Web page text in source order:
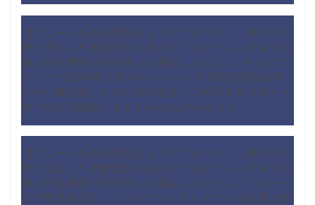
【グローバル資産運用ならマイプロパティ 毎月5万
円で安心した老後資金を積み立てるオフショア保険の
個人年金保険の取り扱いを開始しました に マイプロ
パティが2024年12月からマレーシア不動産投資の購
入から鍵引渡しまでの流れを全てに対応するサポート
サービスを開始します | Shoply News より
【グローバル資産運用ならマイプロパティ 毎月5万
円で安心した老後資金を積み立てるオフショア保険の
個人年金保険の取り扱いを開始しました に
【マレー
シア教育移住】インターナショナルスクールを選ぶ時